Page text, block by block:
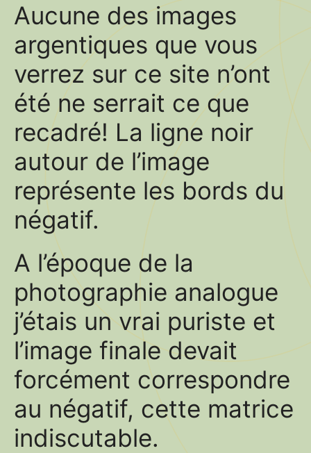
Aucune des images
argentiques que vous
verrez sur ce site n’ont
été ne serrait ce que
recadré! La ligne noir
autour de l’image
représente les bords du
négatif.
A l’époque de la
photographie analogue
j’étais un vrai puriste et
l’image finale devait
forcément correspondre
au négatif, cette matrice
indiscutable.